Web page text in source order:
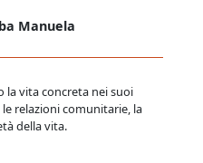
Manuela
la vita concreta nei suoi
relazioni comunitarie, la
della vita.